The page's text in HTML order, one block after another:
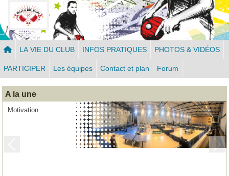
LA VIE DU CLUB INFOS PRATIQUES PHOTOS & VIDÉOS
PARTICIPER Les équipes Contact et plan Forum
A la une
Motivation
Next
Panneau de gestion des cookies